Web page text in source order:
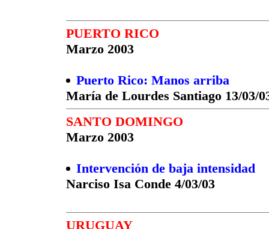
PUERTO RICO
Marzo 2003
Puerto Rico: Manos arriba
María de Lourdes Santiago 13/03/
SANTO DOMINGO
Marzo 2003
Intervención de baja intensidad
Narciso Isa Conde 4/03/03
URUGUAY